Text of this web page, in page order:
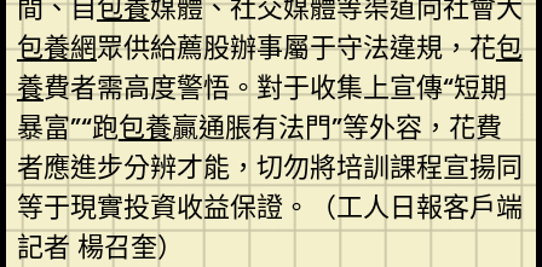
間、自包養媒體、社交媒體等渠道向社會大
包養網眾供給薦股辦事屬于守法違規，花包
養費者需高度警悟。對于收集上宣傳“短期
暴富”“跑包養贏通脹有法門”等外容，花費
者應進步分辨才能，切勿將培訓課程宣揚同
等于現實投資收益保證。（工人日報客戶端
記者 楊召奎）